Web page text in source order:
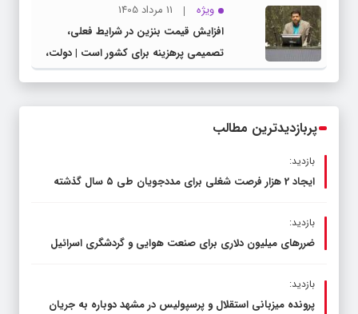
ویژه
11 مرداد 1405
افزایش قیمت بنزین در شرایط فعلی،
تصمیمی پرهزینه برای کشور است | دولت،
قاچاق سوخت و عوامل اصلی ناترازی را
پربازدیدترین مطالب
بازدید:
ایجاد 2 هزار فرصت شغلی برای مددجویان طی ۵ سال گذشته
بازدید:
ضررهای میلیون دلاری برای صنعت هوایی و گردشگری اسرائیل
بازدید:
پرونده میزبانی استقلال و پرسپولیس در مشهد دوباره به جریان